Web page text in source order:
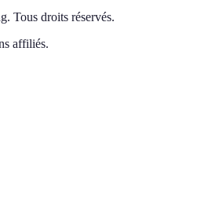
. Tous droits réservés.
affiliés.